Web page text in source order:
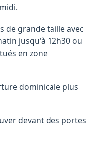
de grande taille avec
jusqu'à 12h30 ou
en zone
dominicale plus
devant des portes